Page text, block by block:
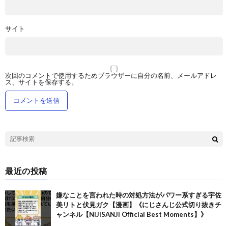
サイト
次回のコメントで使用するためブラウザーに自分の名前、メールアドレ
ス、サイトを保存する。
最近の投稿
嫌なことを言われた時の対処方法がパワー系すぎる宇佐
美リトと伏見ガク【漫画】《にじさんじ公式切り抜きチ
ャンネル【NIJISANJI Official Best Moments】》